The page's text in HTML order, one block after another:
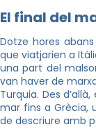
El final del
Dotze hores
que viatjarien a
una part del
van haver de
Turquia. Des
mar fins a Grècia,
de descriure amb